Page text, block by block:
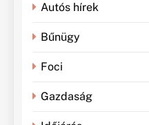
Autós hírek
Bűnügy
Foci
Gazdaság